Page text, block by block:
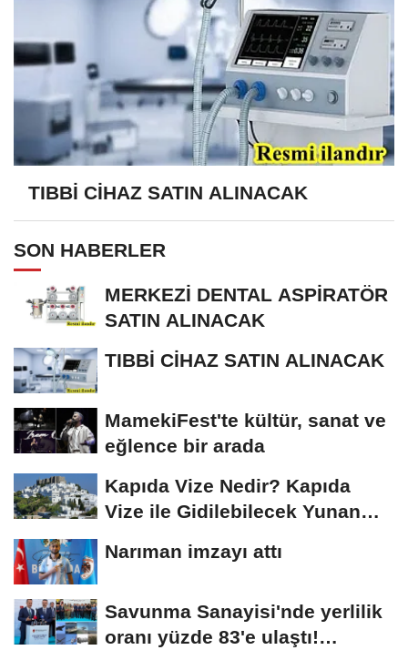
TIBBİ CİHAZ SATIN ALINACAK
SON HABERLER
MERKEZİ DENTAL ASPİRATÖR
SATIN ALINACAK
TIBBİ CİHAZ SATIN ALINACAK
MamekiFest'te kültür, sanat ve
eğlence bir arada
Kapıda Vize Nedir? Kapıda
Vize ile Gidilebilecek Yunan
Narıman imzayı attı
Savunma Sanayisi'nde yerlilik
oranı yüzde 83'e ulaştı!